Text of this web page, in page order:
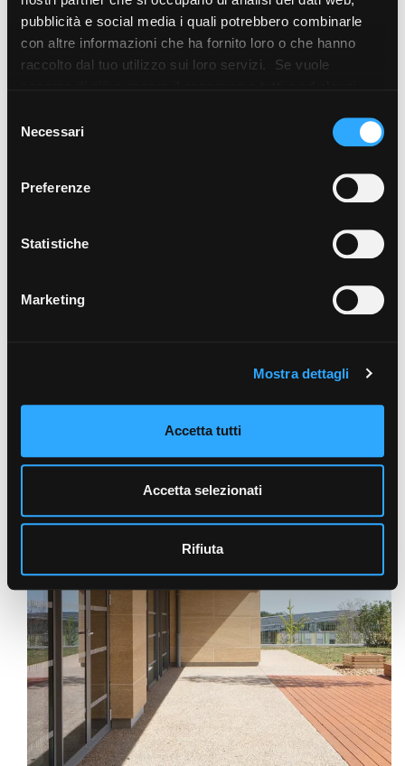
pubblicità e social media i quali potrebbero combinarle
con altre informazioni che ha fornito loro o che hanno
raccolto dal tuo utilizzo sui loro servizi. Se vuole
cliccando sul tasto “Accetta i cookie”. Se non vuole i
cookie di profilazione può negare il consenso sul tasto
delNecessari
Preferenze
Statistiche
Marketing
Mostra dettagli
Accetta tutti
Accetta selezionati
Rifiuta